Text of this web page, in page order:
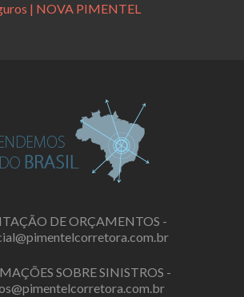
| NOVA PIMENTEL
DE ORÇAMENTOS -
SOBRE SINISTROS -